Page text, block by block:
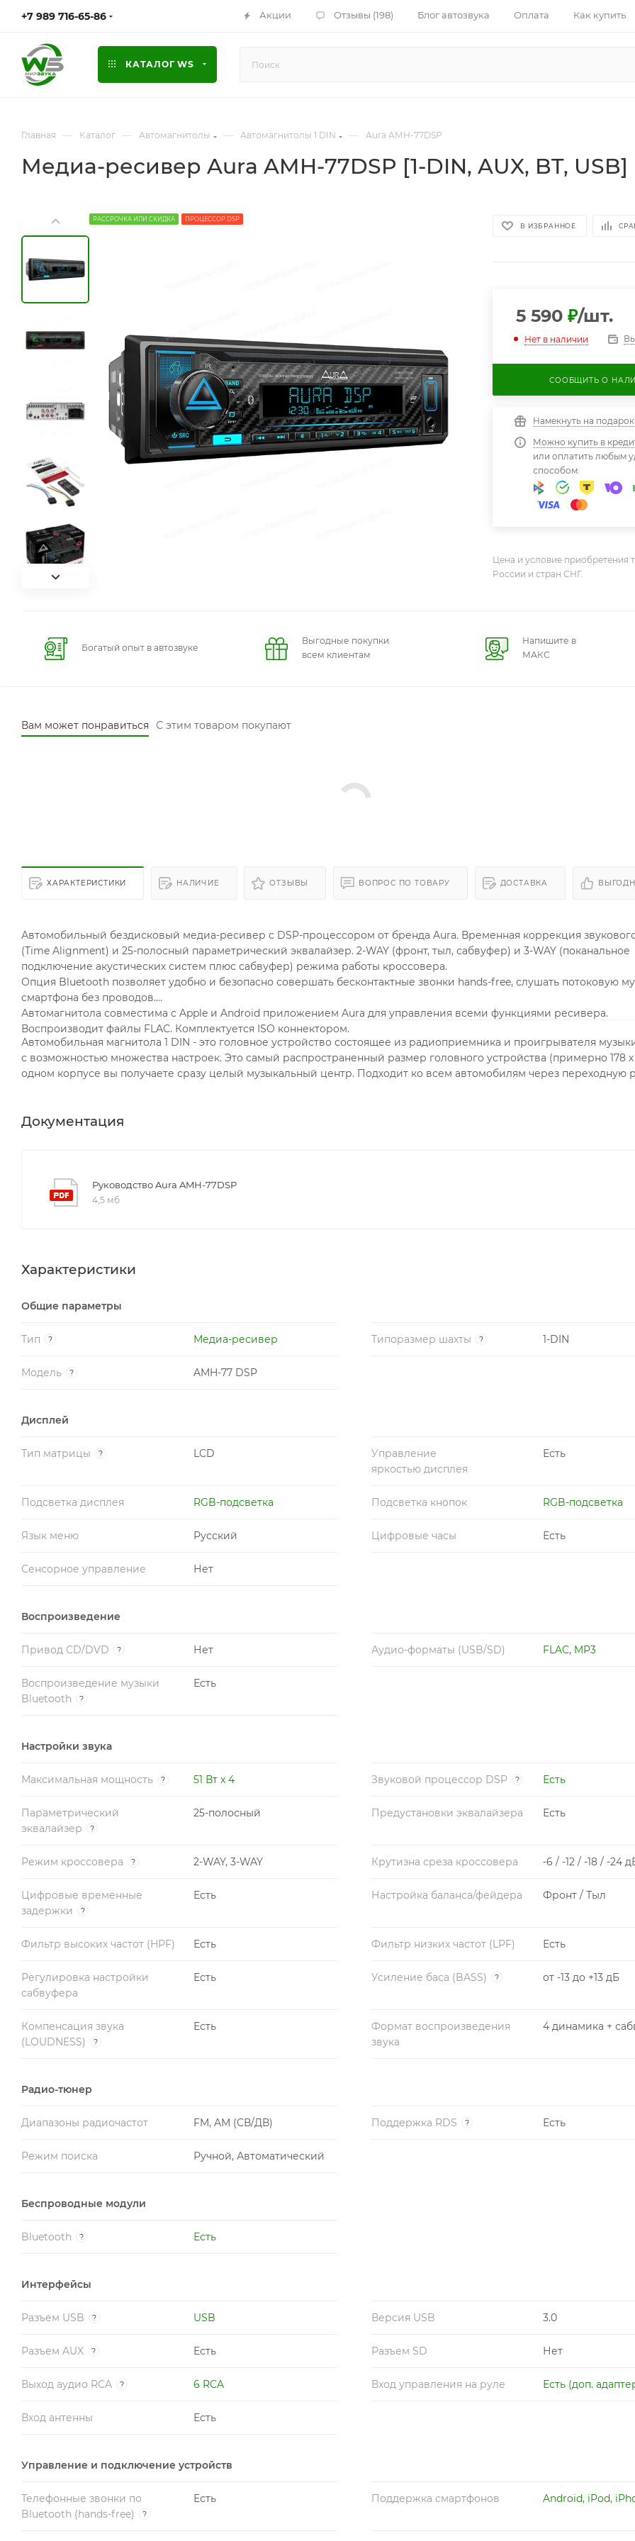
+7 989 716-65-86 Акции Отзывы (198) Блог автозвука Оплата Как купить
КАТАЛОГ WS
Главная — Каталог — Автомагнитолы — Автомагнитолы 1 DIN — Aura AMH-77DSP
Медиа-ресивер Aura AMH-77DSP [1-DIN, AUX, BT, USB]
РАССРОЧКА ИЛИ СКИДКА ПРОЦЕССОР DSP
В ИЗБРАННОЕ
5 590 ₽/шт.
Нет в наличии
СООБЩИТЬ О
Намекнуть на подарок
Можно купить в
или оплатить любым
способом:
Цена и условие приобретения
России и стран СНГ.
Богатый опыт в автозвуке
Выгодные покупки
всем клиентам
Напишите в
МАКС
Вам может понравиться С этим товаром покупают
ХАРАКТЕРИСТИКИ НАЛИЧИЕ ОТЗЫВЫ ВОПРОС ПО ТОВАРУ ДОСТАВКА
Автомобильный бездисковый медиа-ресивер с DSP-процессором от бренда Aura. Временная коррекция
(Time Alignment) и 25-полосный параметрический эквалайзер. 2-WAY (фронт, тыл, сабвуфер) и 3-WAY (поканальное
подключение акустических систем плюс сабвуфер) режима работы кроссовера.
Опция Bluetooth позволяет удобно и безопасно совершать бесконтактные звонки hands-free, слушать потоковую
смартфона без проводов.
Автомагнитола совместима с Apple и Android приложением Aura для управления всеми функциями ресивера.
Воспроизводит файлы FLAC. Комплектуется ISO коннектором.
Автомобильная магнитола 1 DIN - это головное устройство состоящее из радиоприемника и проигрывателя
с возможностью множества настроек. Это самый распространенный размер головного устройства (примерно 178
одном корпусе вы получаете сразу целый музыкальный центр. Подходит ко всем автомобилям через переходную
Документация
Руководство Aura AMH-77DSP
4,5 мб
Характеристики
Общие параметры
Тип ? Медиа-ресивер Типоразмер шахты ? 1-DIN
Модель ? AMH-77 DSP
Дисплей
Тип матрицы ? LCD
Управление
яркостью дисплея
Есть
Подсветка дисплея RGB-подсветка Подсветка кнопок RGB-подсветка
Язык меню Русский Цифровые часы Есть
Сенсорное управление Нет
Воспроизведение
Привод CD/DVD ? Нет Аудио-форматы (USB/SD) FLAC, MP3
Воспроизведение музыки
Bluetooth
?
Есть
Настройки звука
Максимальная мощность ? 51 Вт x 4 Звуковой процессор DSP ? Есть
Параметрический
эквалайзер
?
25-полосный Предустановки эквалайзера Есть
Режим кроссовера ? 2-WAY, 3-WAY Крутизна среза кроссовера -6 / -12 / -18 / -24
Цифровые временные
задержки
?
Есть Настройка баланса/фейдера Фронт / Тыл
Фильтр высоких частот (HPF) Есть Фильтр низких частот (LPF) Есть
Регулировка настройки
сабвуфера
Есть Усиление баса (BASS) ? от -13 до +13 дБ
Компенсация звука
(LOUDNESS)
?
Есть
Формат воспроизведения
звука
4 динамика +
Радио-тюнер
Диапазоны радиочастот FM, AM (СВ/ДВ) Поддержка RDS ? Есть
Режим поиска Ручной, Автоматический
Беспроводные модули
Bluetooth ? Есть
Интерфейсы
Разъем USB ? USB Версия USB 3.0
Разъем AUX ? Есть Разъем SD Нет
Выход aудио RCA ? 6 RCA Вход управления на руле Есть (доп.
Вход антенны Есть
Управление и подключение устройств
Телефонные звонки по
Bluetooth (hands-free)
?
Есть Поддержка смартфонов Android, iPod,